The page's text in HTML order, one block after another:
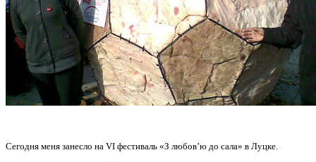
Сегодня меня занесло на VI фестиваль «З любов’ю до сала» в Луцке.